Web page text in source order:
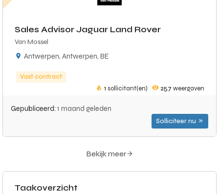
Sales Advisor Jaguar Land Rover
Van Mossel
Antwerpen, Antwerpen, BE
Vast contract
1 sollicitant(en) 257 weergaven
Gepubliceerd: 1 maand geleden
Solliciteer nu
Bekijk meer
Taakoverzicht